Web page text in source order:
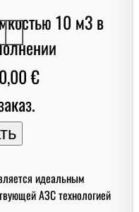
>
€
идеальным
АЗС технологией